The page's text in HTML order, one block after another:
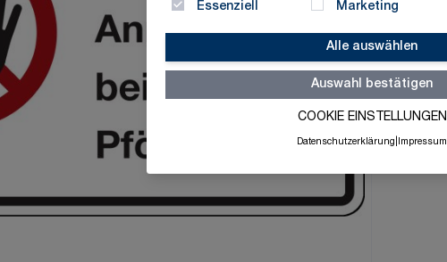
Essenziell Marketing
Alle auswählen
Auswahl bestätigen
COOKIE EINSTELLUNGEN
Datenschutzerklärung Impressum